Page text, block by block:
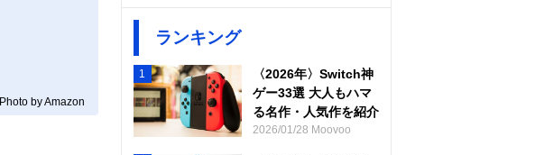
Photo by Amazon
ランキング
1
〈2026年〉Switch神
ゲー33選 大人もハマ
る名作・人気作を紹介
2026/01/28 Moovoo